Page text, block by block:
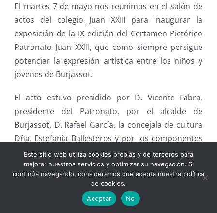
El martes 7 de mayo nos reunimos en el salón de
actos del colegio Juan XXIII para inaugurar la
exposición de la IX edición del Certamen Pictórico
Patronato Juan XXIII, que como siempre persigue
potenciar la expresión artística entre los niños y
jóvenes de Burjassot.
El acto estuvo presidido por D. Vicente Fabra,
presidente del Patronato, por el alcalde de
Burjassot, D. Rafael García, la concejala de cultura
Dña. Estefanía Ballesteros y por los componentes
de la comisión del certamen pictórico junto a su
coordinadora, Dña. Amparo Ballester.
Este año se han presentado 310 obras, realizadas
por niños y jóvenes que viven o estudian en
Este sitio web utiliza cookies propias y de terceros para
mejorar nuestros servicios y optimizar su navegación. Si
continúa navegando, consideramos que acepta nuestra política
de cookies.
Aceptar
No